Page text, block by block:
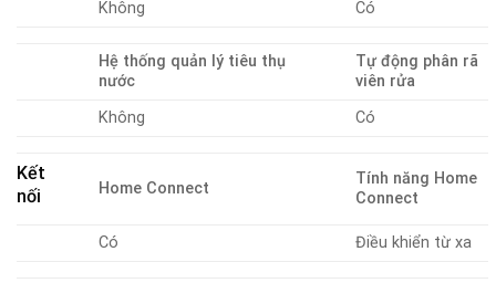
Không Có
Hệ thống quản lý tiêu thụ
nước
Tự động phân rã
viên rửa
Không
Có
Kết
nối
Home Connect
Tính năng Home
Connect
Có Điều khiển từ xa